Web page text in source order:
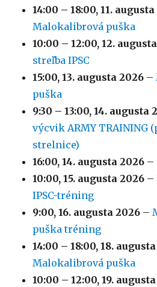
14:00 – 18:00,11.
Malokalibrová puška
10:00 – 12:00,12.
streľba IPSC
15:00,13. augusta 2026 –
puška
9:30 – 13:00,14. augusta
výcvik ARMY TRAINING
strelnice)
16:00,14. augusta 2026 –
10:00,15. augusta 2026 –
IPSC-tréning
9:00,16. augusta 2026 –
puška tréning
14:00 – 18:00,18.
Malokalibrová puška
10:00 – 12:00,19.